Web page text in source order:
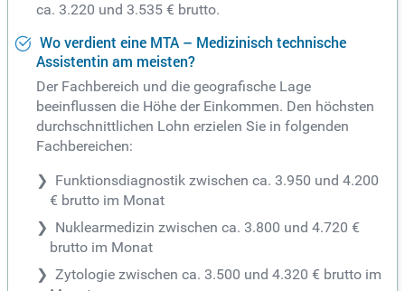
ca. 3.220 und 3.535 € brutto.
Wo verdient eine MTA – Medizinisch technische
Assistentin am meisten?
Der Fachbereich und die geografische Lage
beeinflussen die Höhe der Einkommen. Den höchsten
durchschnittlichen Lohn erzielen Sie in folgenden
Fachbereichen:
Funktionsdiagnostik zwischen ca. 3.950 und 4.200
€ brutto im Monat
Nuklearmedizin zwischen ca. 3.800 und 4.720 €
brutto im Monat
Zytologie zwischen ca. 3.500 und 4.320 € brutto im